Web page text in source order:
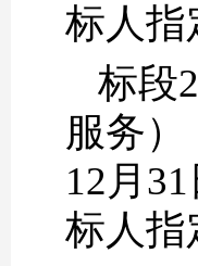
标人指
标段
服务
12月
标人指